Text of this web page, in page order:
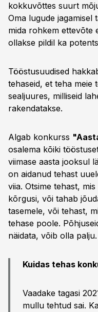
kokkuvõttes suurt
Oma lugude jagamisel
mida rohkem ettevõte
ollakse pildil ka
Tööstusuudised
tehaseid, et teha meie
sealjuures, milliseid
rakendatakse.
Algab konkurss
osalema kõiki
viimase aasta jooksul
on aidanud tehast
viia. Otsime tehast,
kõrgusi, või tahab
tasemele, või tehast,
tehase poole.
näidata, võib olla palju.
Kuidas tehas
Vaadake tagasi
mullu tehtud sai.